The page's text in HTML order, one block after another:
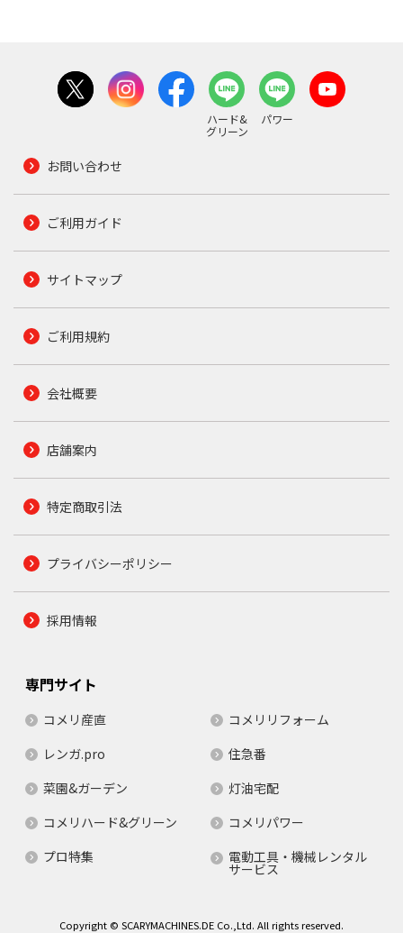
ハード&
グリーン
パワー
お問い合わせ
ご利用ガイド
サイトマップ
ご利用規約
会社概要
店舗案内
特定商取引法
プライバシーポリシー
採用情報
専門サイト
コメリ産直
コメリリフォーム
レンガ.pro
住急番
菜園&ガーデン
灯油宅配
コメリハード&グリーン
コメリパワー
プロ特集
電動工具・機械レンタル
サービス
Copyright © SCARYMACHINES.DE Co.,Ltd. All rights reserved.